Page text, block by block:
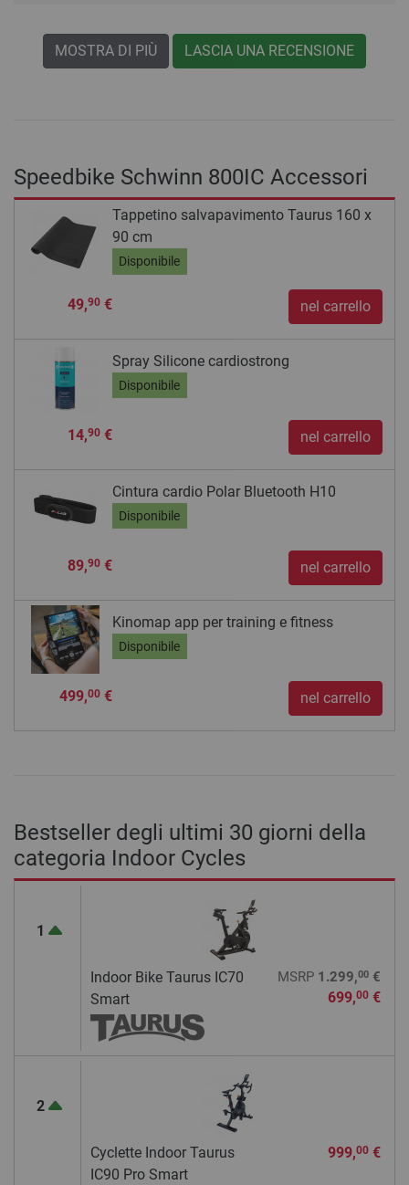
MOSTRA DI PIÙ LASCIA UNA RECENSIONE
Speedbike Schwinn 800IC Accessori
Tappetino salvapavimento Taurus 160 x
90 cm
Disponibile
49,90€ nel carrello
Spray Silicone cardiostrong
Disponibile
14,90€ nel carrello
Cintura cardio Polar Bluetooth H10
Disponibile
89,90€ nel carrello
Kinomap app per training e fitness
Disponibile
499,00€ nel carrello
Bestseller degli ultimi 30 giorni della
categoria Indoor Cycles
1
Indoor Bike Taurus IC70
Smart
MSRP 1.299,00€
699,00€
2
Cyclette Indoor Taurus
IC90 Pro Smart
999,00€